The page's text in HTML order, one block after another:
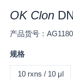
OK Clon
产品货号：
规格
10 rxns / 10 μl